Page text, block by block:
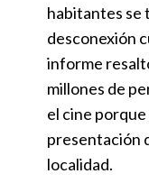
habitantes se
desconexión
informe
millones de
el cine
presentación
localidad.